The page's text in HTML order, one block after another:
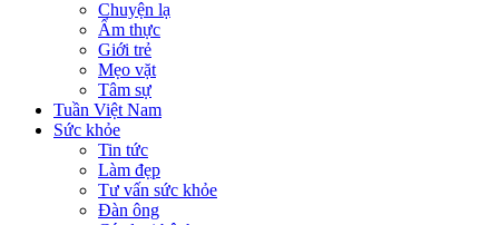
Chuyện lạ
Ẩm thực
Giới trẻ
Mẹo vặt
Tâm sự
Tuần Việt Nam
Sức khỏe
Tin tức
Làm đẹp
Tư vấn sức khỏe
Đàn ông